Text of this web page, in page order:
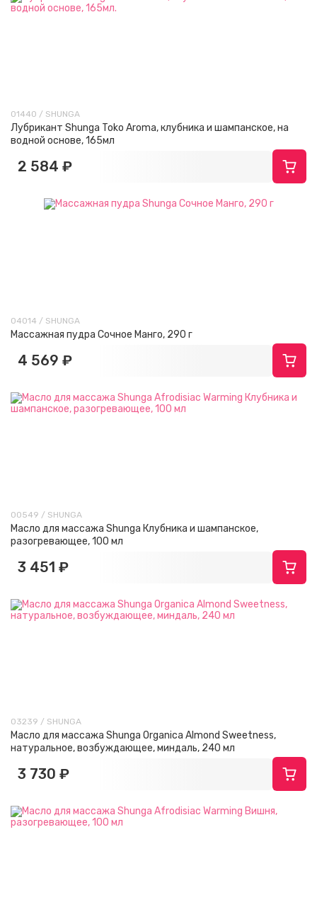
01440 / SHUNGA
Лубрикант Shunga Toko Aroma, клубника и шампанское, на
водной основе, 165мл
2 584 ₽
04014 / SHUNGA
Массажная пудра Сочное Манго, 290 г
4 569 ₽
00549 / SHUNGA
Масло для массажа Shunga Клубника и шампанское,
разогревающее, 100 мл
3 451 ₽
03239 / SHUNGA
Масло для массажа Shunga Organica Almond Sweetness,
натуральное, возбуждающее, миндаль, 240 мл
3 730 ₽